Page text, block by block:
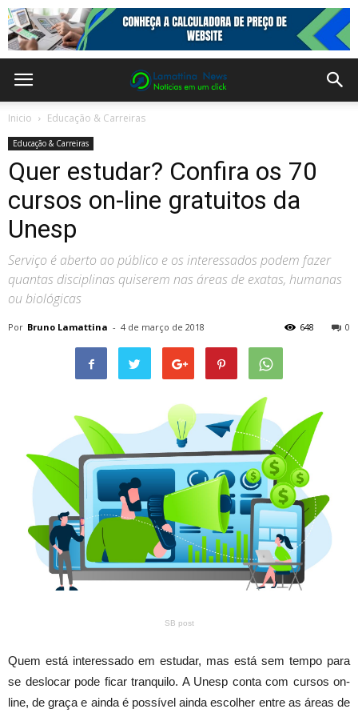
Inicio Educação & Carreiras
Educação & Carreiras
Quer estudar? Confira os 70
cursos on-line gratuitos da
Unesp
Serviço é aberto ao público e os interessados podem fazer
quantas disciplinas quiserem nas áreas de exatas, humanas
ou biológicas
Por Bruno Lamattina - 4 de março de 2018 0
648
SB post
Quem está interessado em estudar, mas está sem tempo para
se deslocar pode ficar tranquilo. A Unesp conta com cursos on-
line, de graça e ainda é possível ainda escolher entre as áreas de